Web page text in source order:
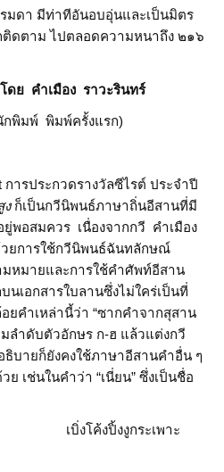
มดา มีท่าทีอันอบอุ่นและเป็นมิตร
ติดตาม ไปตลอดความหนาถึง ๒๑๖
ย คำเมือง ราวะรินทร์
กพิมพ์ พิมพ์ครั้งแรก)
ารประกวดรางวัลซีไรต์ ประจำปี
งก็เป็นกวีนิพนธ์ภาษาถิ่นอีสานที่มี
พอสมควร เนื่องจากกวี คำเมือง
วยการใช้กวีนิพนธ์ฉันทลักษณ์
หมายและการใช้คำศัพท์อีสาน
เอกสารใบลานซึ่งไม่ใคร่เป็นที่
ยคำเหล่านี้ว่า “ซากคำจากสุสาน
ลำดับตัวอักษร ก-ฮ แล้วแต่งกวี
บายก็ยังคงใช้ภาษาอีสานคำอื่น ๆ
เช่นในคำว่า “เนี่ยน” ซึ่งเป็นชื่อ
งูกระเพาะ